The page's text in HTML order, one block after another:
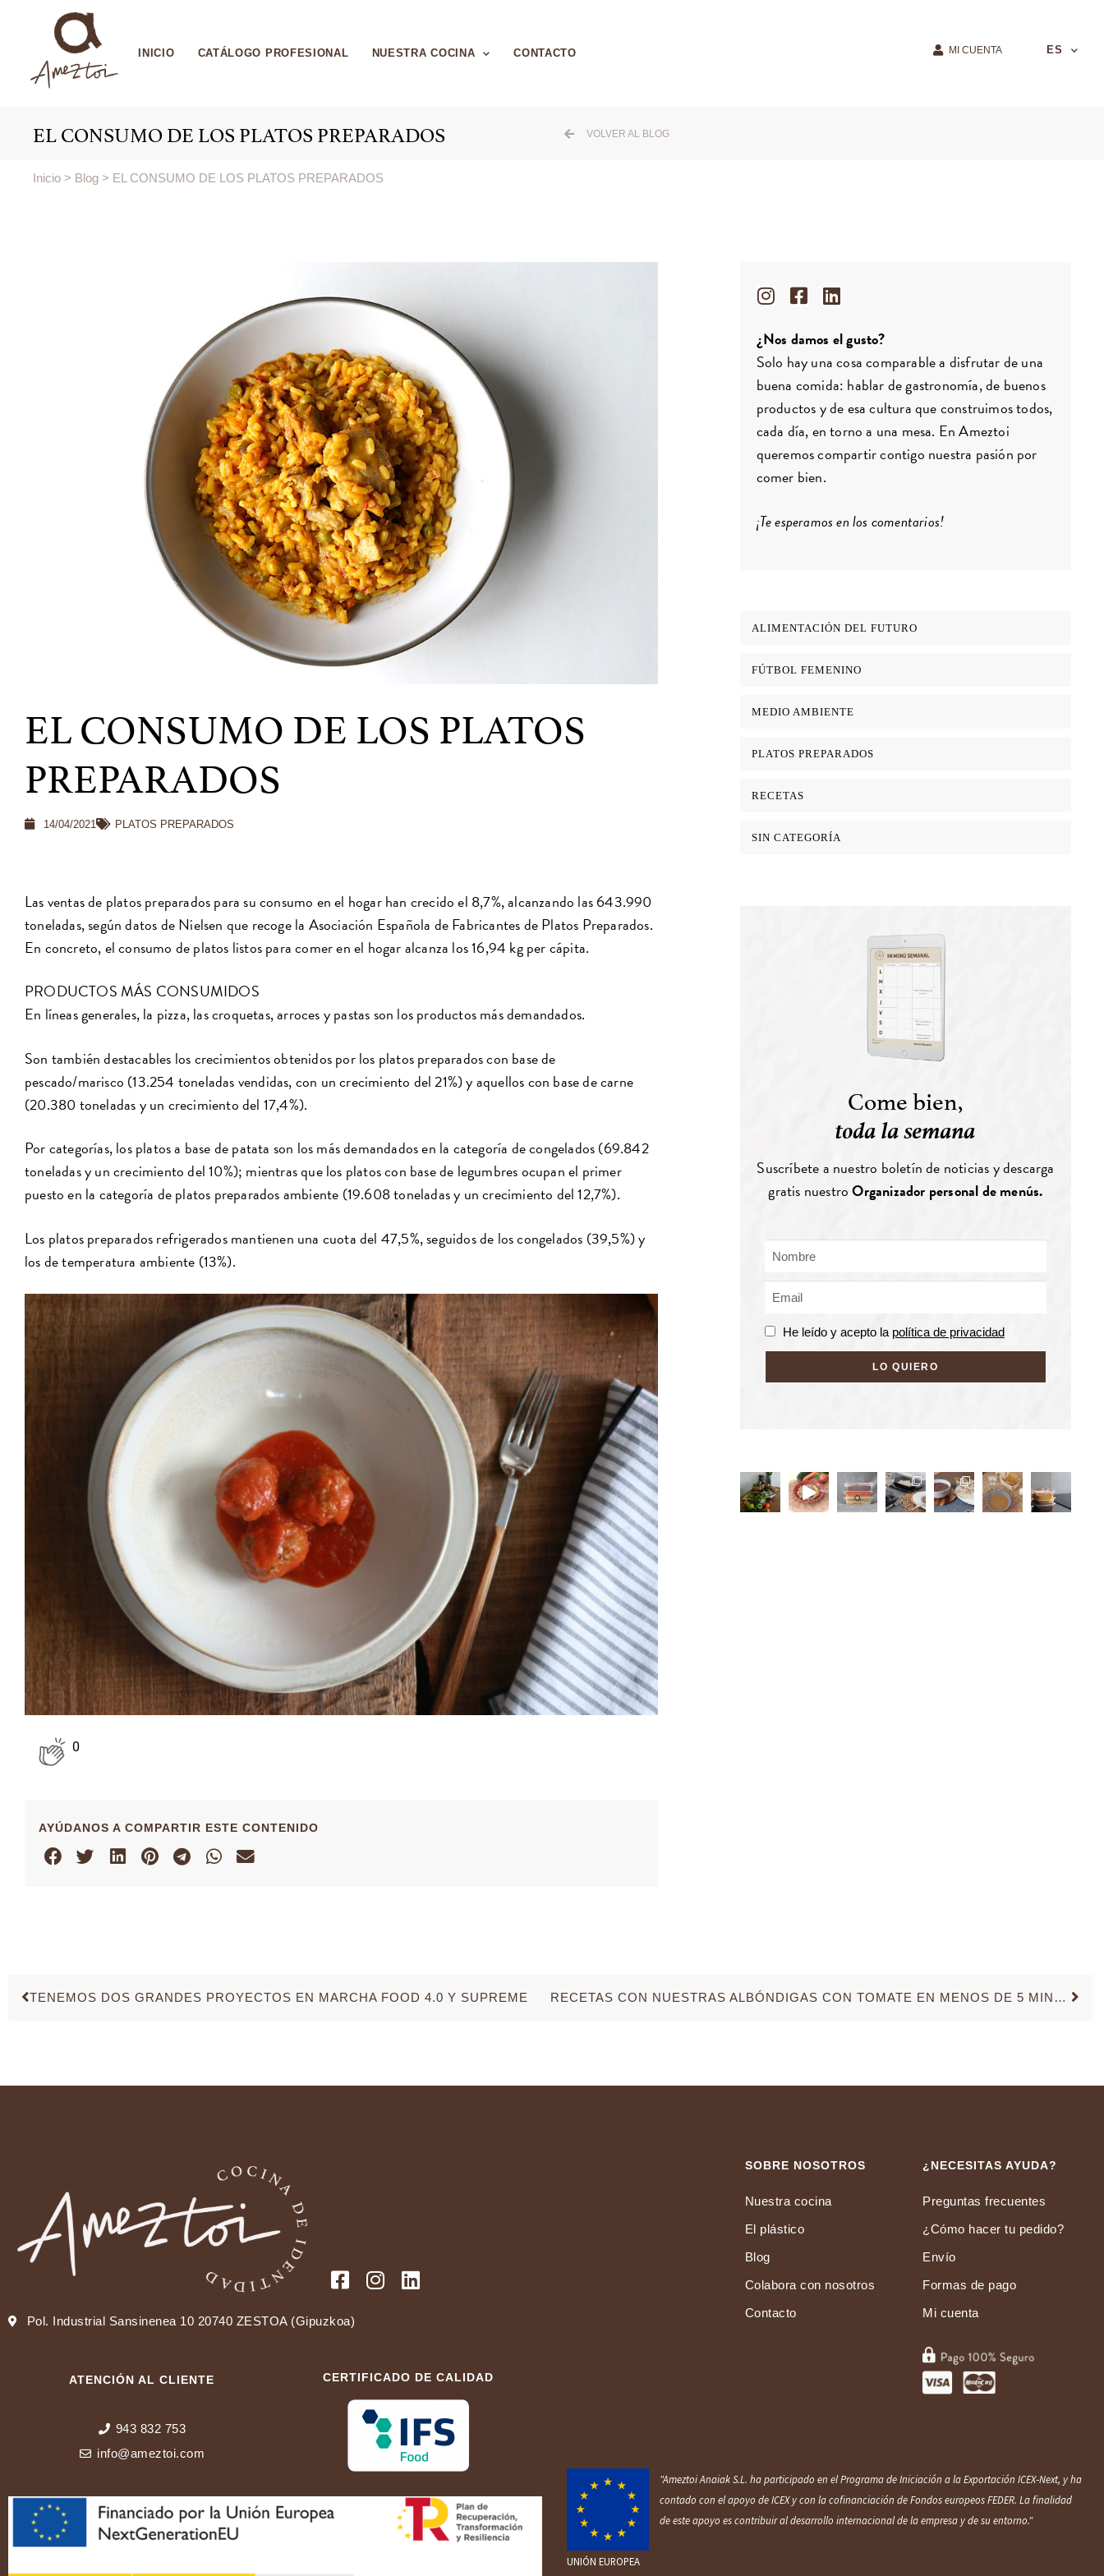
INICIO CATÁLOGO PROFESIONAL NUESTRA COCINA CONTACTO MI CUENTA ES
EL CONSUMO DE LOS PLATOS PREPARADOS VOLVER AL BLOG
Inicio > Blog > EL CONSUMO DE LOS PLATOS PREPARADOS
EL CONSUMO DE LOS PLATOS
PREPARADOS
14/04/2021 PLATOS PREPARADOS
Las ventas de platos preparados para su consumo en el hogar han crecido el 8,7%, alcanzando las 643.990
toneladas, según datos de Nielsen que recoge la Asociación Española de Fabricantes de Platos Preparados.
En concreto, el consumo de platos listos para comer en el hogar alcanza los 16,94 kg per cápita.
PRODUCTOS MÁS CONSUMIDOS
En líneas generales, la pizza, las croquetas, arroces y pastas son los productos más demandados.
Son también destacables los crecimientos obtenidos por los platos preparados con base de
pescado/marisco (13.254 toneladas vendidas, con un crecimiento del 21%) y aquellos con base de carne
(20.380 toneladas y un crecimiento del 17,4%).
Por categorías, los platos a base de patata son los más demandados en la categoría de congelados (69.842
toneladas y un crecimiento del 10%); mientras que los platos con base de legumbres ocupan el primer
puesto en la categoría de platos preparados ambiente (19.608 toneladas y un crecimiento del 12,7%).
Los platos preparados refrigerados mantienen una cuota del 47,5%, seguidos de los congelados (39,5%) y
los de temperatura ambiente (13%).
0
AYÚDANOS A COMPARTIR ESTE CONTENIDO
¿Nos damos el gusto?
Solo hay una cosa comparable a disfrutar de una
buena comida: hablar de gastronomía, de buenos
productos y de esa cultura que construimos todos,
cada día, en torno a una mesa. En Ameztoi
queremos compartir contigo nuestra pasión por
comer bien.
¡Te esperamos en los comentarios!
ALIMENTACIÓN DEL FUTURO
FÚTBOL FEMENINO
MEDIO AMBIENTE
PLATOS PREPARADOS
RECETAS
SIN CATEGORÍA
Come bien,
toda la semana
Suscríbete a nuestro boletín de noticias y descarga
gratis nuestroOrganizador personal de menús.
He leído y acepto la política de privacidad
LO QUIERO
TENEMOS DOS GRANDES PROYECTOS EN MARCHA FOOD 4.0 Y SUPREME RECETAS CON NUESTRAS ALBÓNDIGAS CON TOMATE EN MENOS DE 5 MINUTOS
Pol. Industrial Sansinenea 10 20740 ZESTOA (Gipuzkoa)
ATENCIÓN AL CLIENTE
943 832 753
info@ameztoi.com
CERTIFICADO DE CALIDAD
SOBRE NOSOTROS
Nuestra cocina
El plástico
Blog
Colabora con nosotros
Contacto
¿NECESITAS AYUDA?
Preguntas frecuentes
¿Cómo hacer tu pedido?
Envío
Formas de pago
Mi cuenta
"Ameztoi Anaiak S.L. ha participado en el Programa de Iniciación a la Exportación ICEX‐Next, y ha
contado con el apoyo de ICEX y con la cofinanciación de Fondos europeos FEDER. La finalidad
de este apoyo es contribuir al desarrollo internacional de la empresa y de su entorno."
UNIÓN EUROPEA